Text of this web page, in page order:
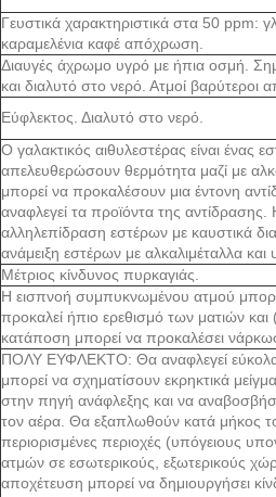
Γευστικά χαρακτηριστικά στα 50
καραμελένια καφέ απόχρωση.
Διαυγές άχρωμο υγρό με ήπια οσμή.
και διαλυτό στο νερό. Ατμοί βαρύτεροι
Εύφλεκτος. Διαλυτό στο νερό.
Ο γαλακτικός αιθυλεστέρας είναι ένας
απελευθερώσουν θερμότητα μαζί με
μπορεί να προκαλέσουν μια έντονη
αναφλεγεί τα προϊόντα της
αλληλεπίδραση εστέρων με καυστικά
ανάμειξη εστέρων με αλκαλιμέταλλα και
Μέτριος κίνδυνος πυρκαγιάς.
Η εισπνοή συμπυκνωμένου ατμού
προκαλεί ήπιο ερεθισμό των ματιών
κατάποση μπορεί να προκαλέσει
ΠΟΛΥ ΕΥΦΛΕΚΤΟ: Θα αναφλεγεί εύκολα
μπορεί να σχηματίσουν εκρηκτικά
στην πηγή ανάφλεξης και να
τον αέρα. Θα εξαπλωθούν κατά μήκος
περιορισμένες περιοχές (υπόγειους
ατμών σε εσωτερικούς, εξωτερικούς
αποχέτευση μπορεί να δημιουργήσει